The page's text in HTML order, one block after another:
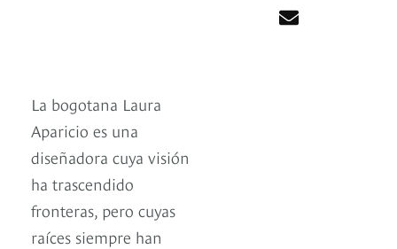
La bogotana Laura
Aparicio es una
diseñadora cuya visión
ha trascendido
fronteras, pero cuyas
raíces siempre han